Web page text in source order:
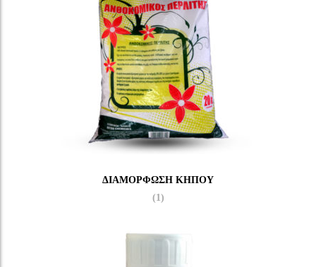
ΔΙΑΜΌΡΦΩΣΗ ΚΉΠΟΥ
(1)